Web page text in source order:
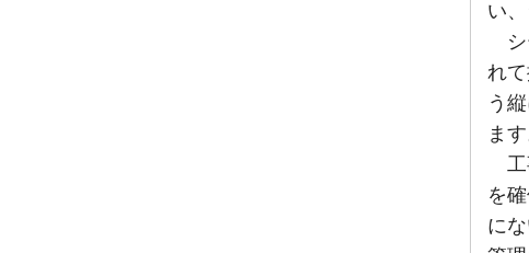
い
シ
れ
う
ます
工
を
に